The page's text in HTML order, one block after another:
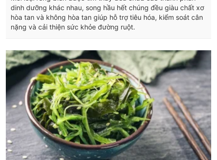
dinh dưỡng khác nhau, song hầu hết chúng đều giàu chất xơ
hòa tan và không hòa tan giúp hỗ trợ tiêu hóa, kiểm soát cân
nặng và cải thiện sức khỏe đường ruột.